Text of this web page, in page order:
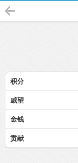
积分
威望
金钱
贡献